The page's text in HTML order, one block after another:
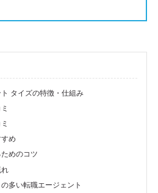
タイズの特徴・仕組み
め
めのコツ
多い転職エージェント